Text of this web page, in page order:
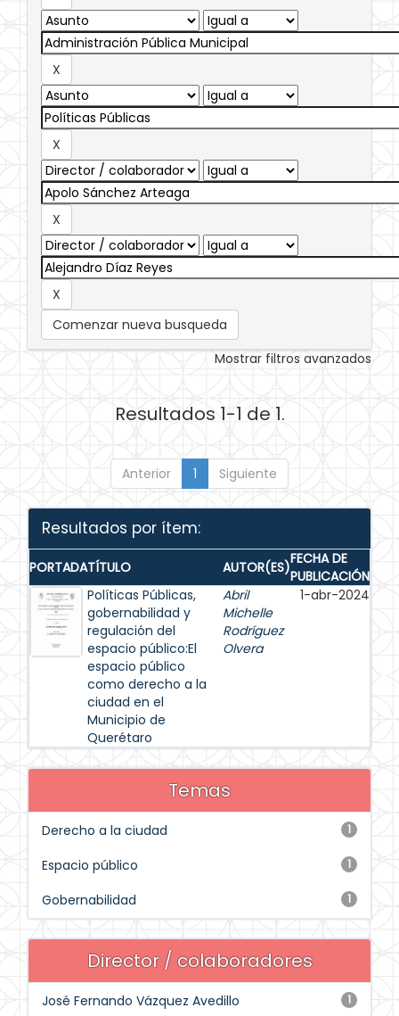
Comenzar nueva busqueda
Mostrar filtros avanzados
Resultados 1-1 de 1.
Anterior 1 Siguiente
Resultados por ítem:
PORTADATÍTULO AUTOR(ES)FECHA DE
PUBLICACIÓN
Políticas Públicas,
gobernabilidad y
regulación del
espacio público:El
espacio público
como derecho a la
ciudad en el
Municipio de
Querétaro
Abril
Michelle
Rodríguez
Olvera
1-abr-2024
Temas
1
Derecho a la ciudad
1
Espacio público
1
Gobernabilidad
Director / colaboradores
1
José Fernando Vázquez Avedillo